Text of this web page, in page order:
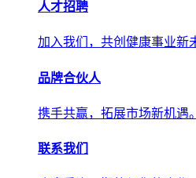
品牌合伙人
携手共赢，拓展市场新机遇。
联系我们
欢迎垂询，期待与您的合作。
138-0904-2500